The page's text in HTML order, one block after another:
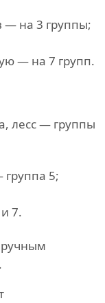
— на 3 группы;
— на 7 групп.
лесс — группы
5;
7.
ручным